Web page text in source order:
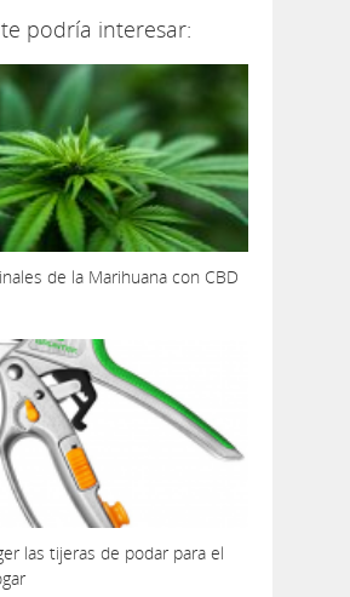
podría interesar:
de la Marihuana con CBD
las tijeras de podar para el